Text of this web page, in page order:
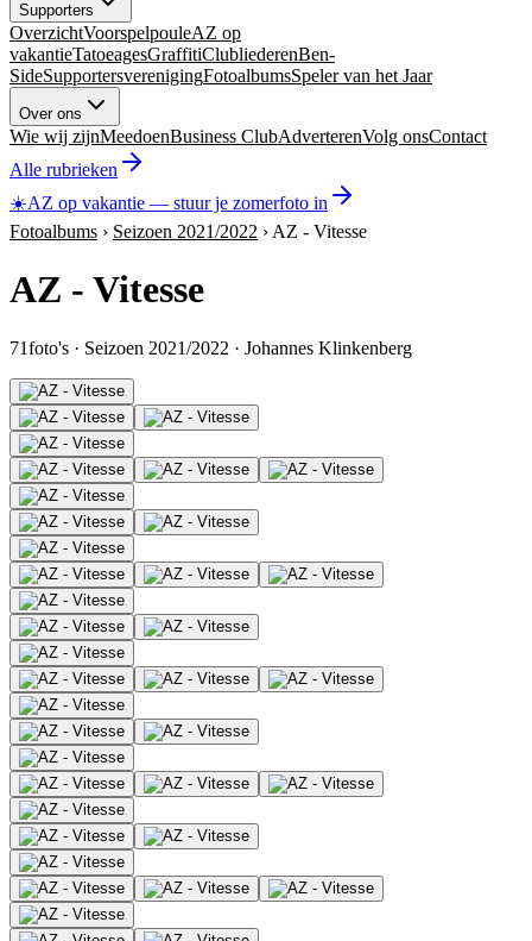
Supporters
OverzichtVoorspelpouleAZ op
vakantieTatoeagesGraffitiClubliederenBen-
SideSupportersverenigingFotoalbumsSpeler van het Jaar
Over ons
Wie wij zijnMeedoenBusiness ClubAdverterenVolg onsContact
Alle rubrieken
☀️AZ op vakantie — stuur je zomerfoto in
Fotoalbums › Seizoen 2021/2022 › AZ - Vitesse
AZ - Vitesse
71foto's · Seizoen 2021/2022 · Johannes Klinkenberg